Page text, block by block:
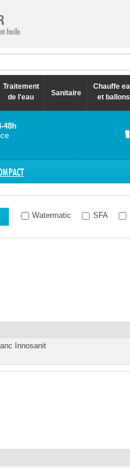
Traitement
de l'eau
Sanitaire
Chauffe
et ballons
48h
Watermatic SFA
Innosanit